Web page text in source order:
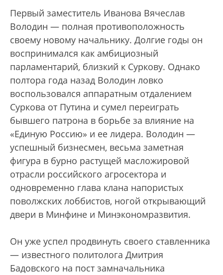
Первый заместитель Иванова Вячеслав
Володин — полная противоположность
своему новому начальнику. Долгие годы он
воспринимался как амбициозный
парламентарий, близкий к Суркову. Однако
полтора года назад Володин ловко
воспользовался аппаратным отдалением
Суркова от Путина и сумел переиграть
бывшего патрона в борьбе за влияние на
«Единую Россию» и ее лидера. Володин —
успешный бизнесмен, весьма заметная
фигура в бурно растущей масложировой
отрасли российского агросектора и
одновременно глава клана напористых
поволжских лоббистов, ногой открывающий
двери в Минфине и Минэкономразвития.
Он уже успел продвинуть своего ставленника
— известного политолога Дмитрия
Бадовского на пост замначальника